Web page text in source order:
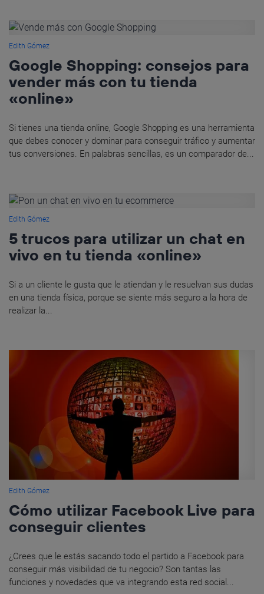
Edith Gómez
Google Shopping: consejos para
vender más con tu tienda
«online»
Si tienes una tienda online, Google Shopping es una herramienta
que debes conocer y dominar para conseguir tráfico y aumentar
tus conversiones. En palabras sencillas, es un comparador de...
Edith Gómez
5 trucos para utilizar un chat en
vivo en tu tienda «online»
Si a un cliente le gusta que le atiendan y le resuelvan sus dudas
en una tienda física, porque se siente más seguro a la hora de
realizar la...
Edith Gómez
Cómo utilizar Facebook Live para
conseguir clientes
¿Crees que le estás sacando todo el partido a Facebook para
conseguir más visibilidad de tu negocio? Son tantas las
funciones y novedades que va integrando esta red social...